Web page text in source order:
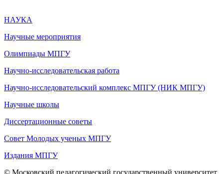
НАУКА
Научные мероприятия
Олимпиады МПГУ
Научно-исследовательская работа
Научно-исследовательский комплекс МПГУ (НИК МПГУ)
Научные школы
Диссертационные советы
Совет Молодых ученых МПГУ
Издания МПГУ
© Московский педагогический государственный университет,